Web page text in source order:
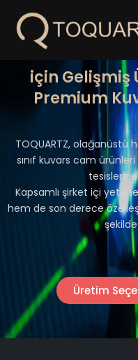
geç
için Gelişmiş
Premium
TOQUARTZ, olağanüstü
sınıf kuvars cam
tesislerine
Kapsamlı şirket içi
hem de son derece
Üretim